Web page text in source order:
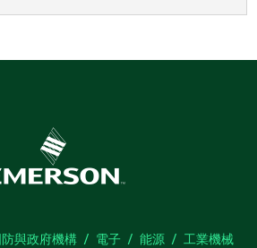
與政府機構 電子 能源
工業機械